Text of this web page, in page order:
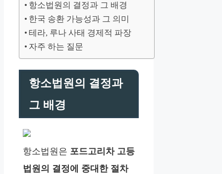
항소법원의 결정과 그 배경
한국 송환 가능성과 그 의미
테라, 루나 사태 경제적 파장
자주 하는 질문
항소법원의 결정과
그 배경
항소법원은 포드고리차 고등
법원의 결정에 중대한 절차